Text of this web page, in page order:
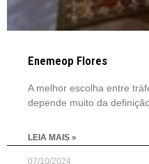
Enemeop Flores
A melhor escolha entre
depende muito da
LEIA MAIS »
07/10/2024